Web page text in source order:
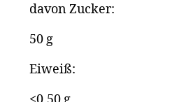
davon Zucker:
50 g
Eiweiß: